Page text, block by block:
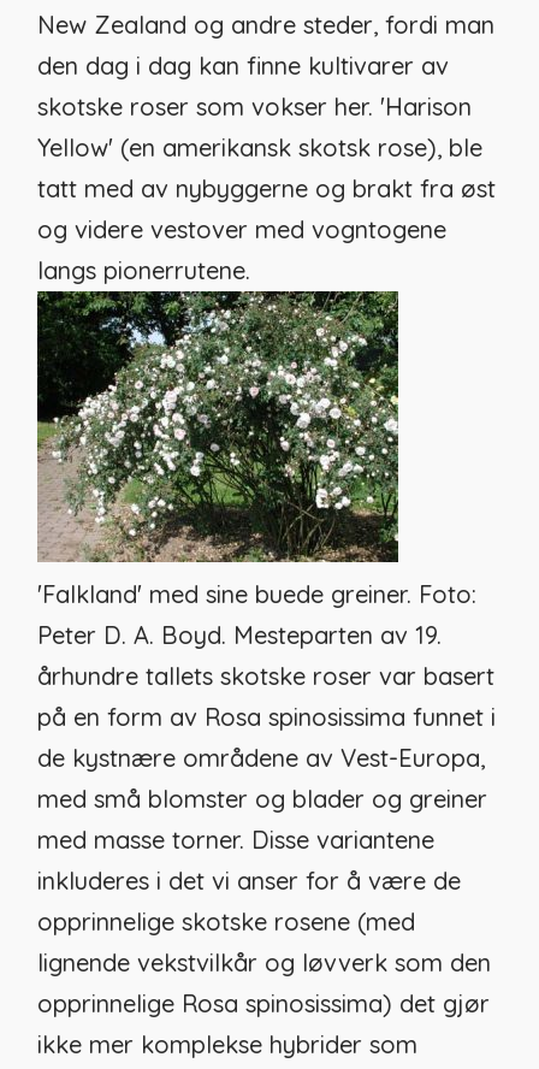
New Zealand og andre steder, fordi man
den dag i dag kan finne kultivarer av
skotske roser som vokser her. 'Harison
Yellow' (en amerikansk skotsk rose), ble
tatt med av nybyggerne og brakt fra øst
og videre vestover med vogntogene
langs pionerrutene.
'Falkland' med sine buede greiner. Foto:
Peter D. A. Boyd. Mesteparten av 19.
århundre tallets skotske roser var basert
på en form av Rosa spinosissima funnet i
de kystnære områdene av Vest-Europa,
med små blomster og blader og greiner
med masse torner. Disse variantene
inkluderes i det vi anser for å være de
opprinnelige skotske rosene (med
lignende vekstvilkår og løvverk som den
opprinnelige Rosa spinosissima) det gjør
ikke mer komplekse hybrider som